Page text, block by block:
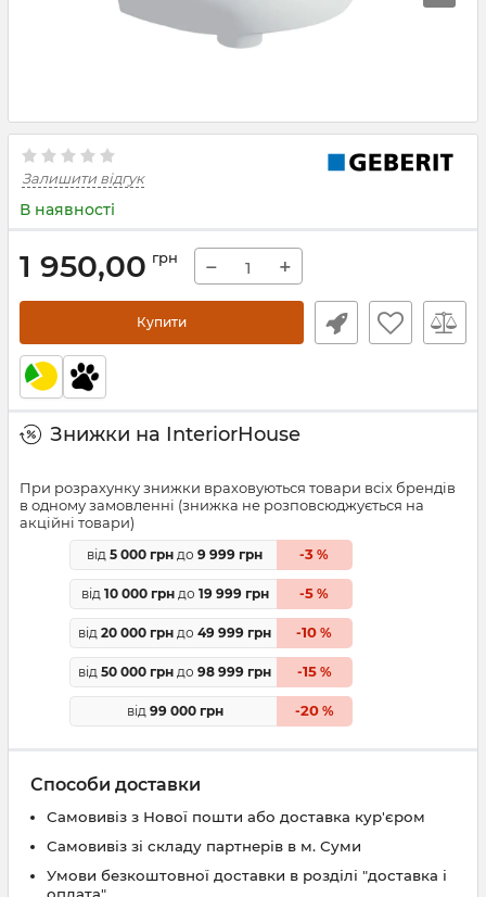
Залишити відгук
В наявності
1 950,00 грн − +
Купити
Знижки на InteriorHouse
При розрахунку знижки враховуються товари всіх брендів
в одному замовленні (знижка не розповсюджується на
акційні товари)
від 5 000 грн до 9 999 грн -3 %
від 10 000 грндо 19 999 грн -5 %
від 20 000 грн до 49 999 грн -10 %
від 50 000 грн до 98 999 грн -15%
від 99 000 грн -20%
Способи доставки
Самовивіз з Нової пошти або доставка кур'єром
Самовивіз зі складу партнерів в м. Суми
Умови безкоштовної доставки в розділі "доставка і